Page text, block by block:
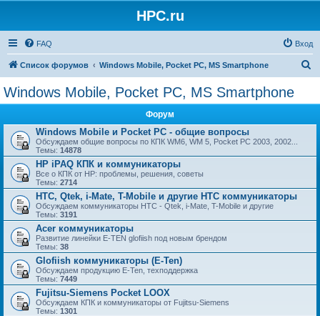
HPC.ru
FAQ Вход
Список форумов Windows Mobile, Pocket PC, MS Smartphone
Windows Mobile, Pocket PC, MS Smartphone
Форум
Windows Mobile и Pocket PC - общие вопросы
Обсуждаем общие вопросы по КПК WM6, WM 5, Pocket PC 2003, 2002...
Темы: 14878
HP iPAQ КПК и коммуникаторы
Все о КПК от HP: проблемы, решения, советы
Темы: 2714
HTC, Qtek, i-Mate, T-Mobile и другие HTC коммуникаторы
Обсуждаем коммуникаторы HTC - Qtek, i-Mate, T-Mobile и другие
Темы: 3191
Acer коммуникаторы
Развитие линейки E-TEN glofiish под новым брендом
Темы: 38
Glofiish коммуникаторы (E-Ten)
Обсуждаем продукцию E-Ten, техподдержка
Темы: 7449
Fujitsu-Siemens Pocket LOOX
Обсуждаем КПК и коммуникаторы от Fujitsu-Siemens
Темы: 1301